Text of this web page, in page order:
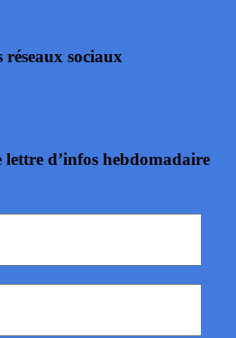
réseaux sociaux
d’infos hebdomadaire